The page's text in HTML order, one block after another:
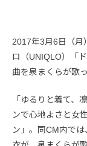
2017年3月6日（月
ロ（UNIQLO）「
曲を泉まくらが歌
「ゆるりと着て、
ンで心地よさと女
ン」。同CM内で